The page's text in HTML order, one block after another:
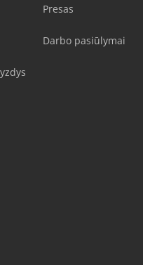
Presas
Darbo pasiūlymai